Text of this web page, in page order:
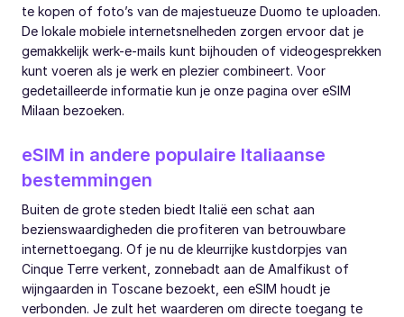
te kopen of foto’s van de majestueuze Duomo te uploaden.
De lokale mobiele internetsnelheden zorgen ervoor dat je
gemakkelijk werk-e-mails kunt bijhouden of videogesprekken
kunt voeren als je werk en plezier combineert. Voor
gedetailleerde informatie kun je onze pagina over eSIM
Milaan bezoeken.
eSIM in andere populaire Italiaanse
bestemmingen
Buiten de grote steden biedt Italië een schat aan
bezienswaardigheden die profiteren van betrouwbare
internettoegang. Of je nu de kleurrijke kustdorpjes van
Cinque Terre verkent, zonnebadt aan de Amalfikust of
wijngaarden in Toscane bezoekt, een eSIM houdt je
verbonden. Je zult het waarderen om directe toegang te